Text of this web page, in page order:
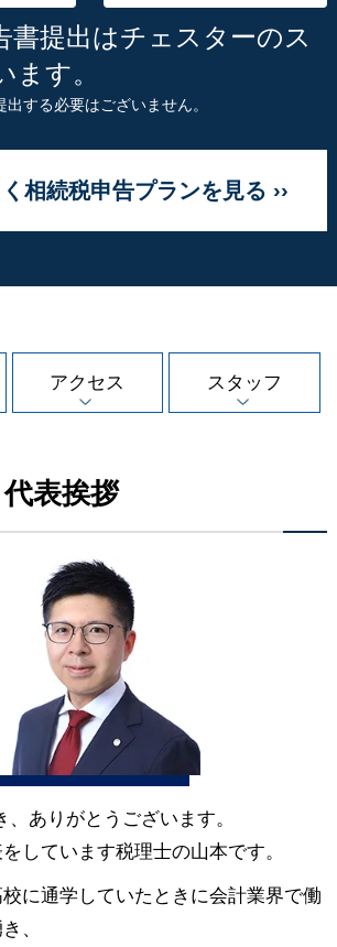
書提出はチェスターのス
ます。
する必要はございません。
相続税申告プランを見る ››
アクセス スタッフ
表挨拶
ありがとうございます。
しています税理士の山本です。
に通学していたときに会計業界で働
、